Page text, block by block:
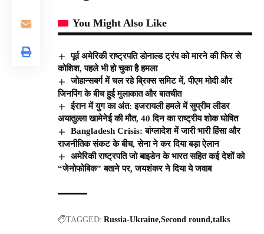
You Might Also Like
पूर्व अमेरिकी राष्ट्रपति डोनाल्ड ट्रंप को मारने की फिर से
कोशिश, पहले भी हो चुका है हमला
जोहान्सबर्ग में चल रहे ब्रिक्स समिट में, पीएम मोदी और
जिनपिंग के बीच हुई मुलाकात और बातचीत
ईरान में युग का अंत: इजरायली हमले में सुप्रीम लीडर
अयातुल्ला खामेनेई की मौत, 40 दिन का राष्ट्रीय शोक घोषित
Bangladesh Crisis: बांग्लादेश में जारी भारी हिंसा और
राजनीतिक संकट के बीच, सेना ने कर दिया बड़ा ऐलान
अमेरिकी राष्ट्रपति जो बाइडेन के भारत सहित कई देशों को
“जेनोफोबिक” बताने पर, जयशंकर ने दिया ये जवाब
TAGGED: Russia-Ukraine Second round talks